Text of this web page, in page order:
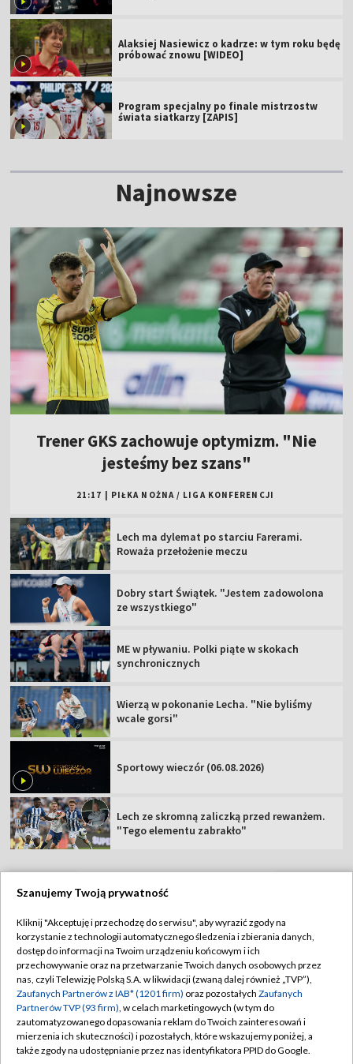
Alaksiej Nasiewicz o kadrze: w tym roku będę
próbować znowu [WIDEO]
Program specjalny po finale mistrzostw
świata siatkarzy [ZAPIS]
Najnowsze
Trener GKS zachowuje optymizm. "Nie
jesteśmy bez szans"
21:17 PIŁKA NOŻNA / LIGA KONFERENCJI
Lech ma dylemat po starciu Farerami.
Roważa przełożenie meczu
Dobry start Świątek. "Jestem zadowolona
ze wszystkiego"
ME w pływaniu. Polki piąte w skokach
synchronicznych
Wierzą w pokonanie Lecha. "Nie byliśmy
wcale gorsi"
Sportowy wieczór (06.08.2026)
Lech ze skromną zaliczką przed rewanżem.
"Tego elementu zabrakło"
Abonament TVP
Sklep TVP
Biuro Reklamy
Oferta Handlowa
Telegazeta ogłoszenia
Regulamin TVP
Polityka prywatności
Moje zgody
Biuro reklamy
Kontakt
Szanujemy Twoją prywatność
Kliknij "Akceptuję i przechodzę do serwisu", aby wyrazić zgody na
korzystanie z technologii automatycznego śledzenia i zbierania danych,
dostęp do informacji na Twoim urządzeniu końcowym i ich
przechowywanie oraz na przetwarzanie Twoich danych osobowych przez
nas, czyli Telewizję Polską S.A. w likwidacji (zwaną dalej również „TVP”),
Zaufanych Partnerów z IAB* (1201 firm) oraz pozostałych Zaufanych
Partnerów TVP (93 firm), w celach marketingowych (w tym do
zautomatyzowanego dopasowania reklam do Twoich zainteresowań i
mierzenia ich skuteczności) i pozostałych, które wskazujemy poniżej, a
także zgody na udostępnianie przez nas identyfikatora PPID do Google.